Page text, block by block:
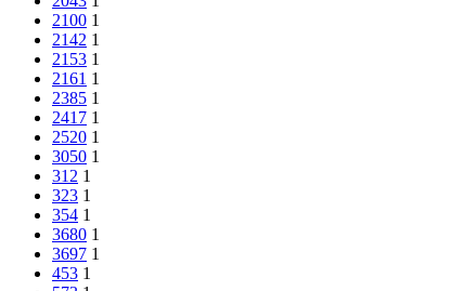
2100 1
2142 1
2153 1
2161 1
2385 1
2417 1
2520 1
3050 1
312 1
323 1
354 1
3680 1
3697 1
453 1